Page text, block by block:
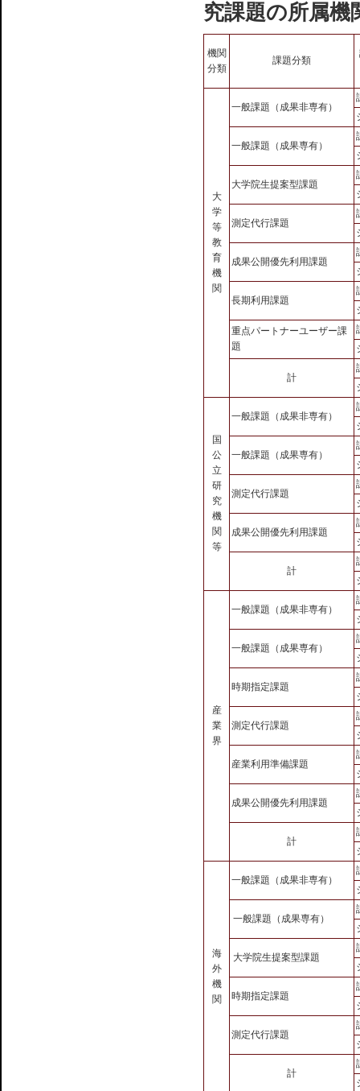
究課題の所属機
機関
分類
課題分類
大
学
等
教
育
機
関
一般課題（成果非専有）
一般課題（成果専有）
大学院生提案型課題
測定代行課題
成果公開優先利用課題
長期利用課題
重点パートナーユーザー課
題
計
国
公
立
研
究
機
関
等
一般課題（成果非専有）
一般課題（成果専有）
測定代行課題
成果公開優先利用課題
計
産
業
界
一般課題（成果非専有）
一般課題（成果専有）
時期指定課題
測定代行課題
産業利用準備課題
成果公開優先利用課題
計
海
外
機
関
一般課題（成果非専有）
一般課題（成果専有）
大学院生提案型課題
時期指定課題
測定代行課題
計